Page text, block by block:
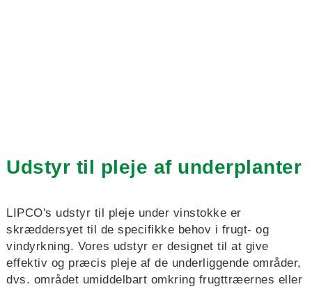
Udstyr til pleje af underplanter
LIPCO's udstyr til pleje under vinstokke er
skræddersyet til de specifikke behov i frugt- og
vindyrkning. Vores udstyr er designet til at give
effektiv og præcis pleje af de underliggende områder,
dvs. området umiddelbart omkring frugttræernes eller